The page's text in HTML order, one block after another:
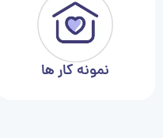
نمونه کار ها